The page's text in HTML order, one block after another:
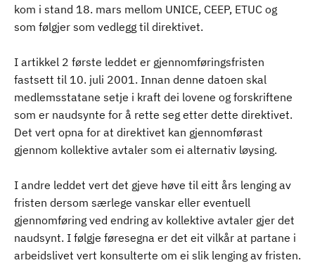
kom i stand 18. mars mellom UNICE, CEEP, ETUC og
som følgjer som vedlegg til direktivet.
I artikkel 2 første leddet er gjennomføringsfristen
fastsett til 10. juli 2001. Innan denne datoen skal
medlemsstatane setje i kraft dei lovene og forskriftene
som er naudsynte for å rette seg etter dette direktivet.
Det vert opna for at direktivet kan gjennomførast
gjennom kollektive avtaler som ei alternativ løysing.
I andre leddet vert det gjeve høve til eitt års lenging av
fristen dersom særlege vanskar eller eventuell
gjennomføring ved endring av kollektive avtaler gjer det
naudsynt. I følgje føresegna er det eit vilkår at partane i
arbeidslivet vert konsulterte om ei slik lenging av fristen.